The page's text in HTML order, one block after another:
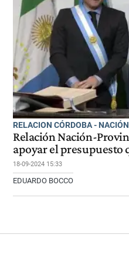
RELACION CÓRDOBA - NACIÓN
Relación Nación-
apoyar el presupuesto
18-09-2024 15:33
EDUARDO BOCCO